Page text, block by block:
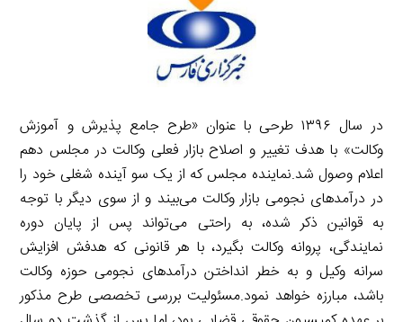
در سال ۱۳۹۶ طرحی با عنوان «طرح جامع پذیرش و آموزش
وکالت» با هدف تغییر و اصلاح بازار فعلی وکالت در مجلس دهم
اعلام وصول شد.نماینده مجلس که از یک سو آینده شغلی خود را
در درآمدهای نجومی بازار وکالت می‌بیند و از سوی دیگر با توجه
به قوانین ذکر شده، به راحتی می‌تواند پس از پایان دوره
نمایندگی، پروانه وکالت بگیرد، با هر قانونی که هدفش افزایش
سرانه وکیل و به خطر انداختن درآمدهای نجومی حوزه وکالت
باشد، مبارزه خواهد نمود.مسئولیت بررسی تخصصی طرح مذکور